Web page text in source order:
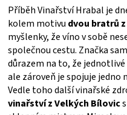
NÁDOBÍ
LODGE
VAKUOVAČKY
LEDNICE
Příběh Vinařství Hrabal je
kolem motivu dvou bratrů
myšlenky, že víno v sobě
společnou cestu. Značka
důrazem na to, že
ale zároveň je spojuje jedno
Vedle toho další vinařské
vinařství z Velkých Bílovic